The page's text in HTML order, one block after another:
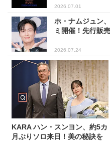
2026.07.01
ホ・ナムジュン
ミ開催！先行販
2026.07.24
KARA ハン・スンヨン、約5カ
月ぶりソロ来日！美の秘訣を